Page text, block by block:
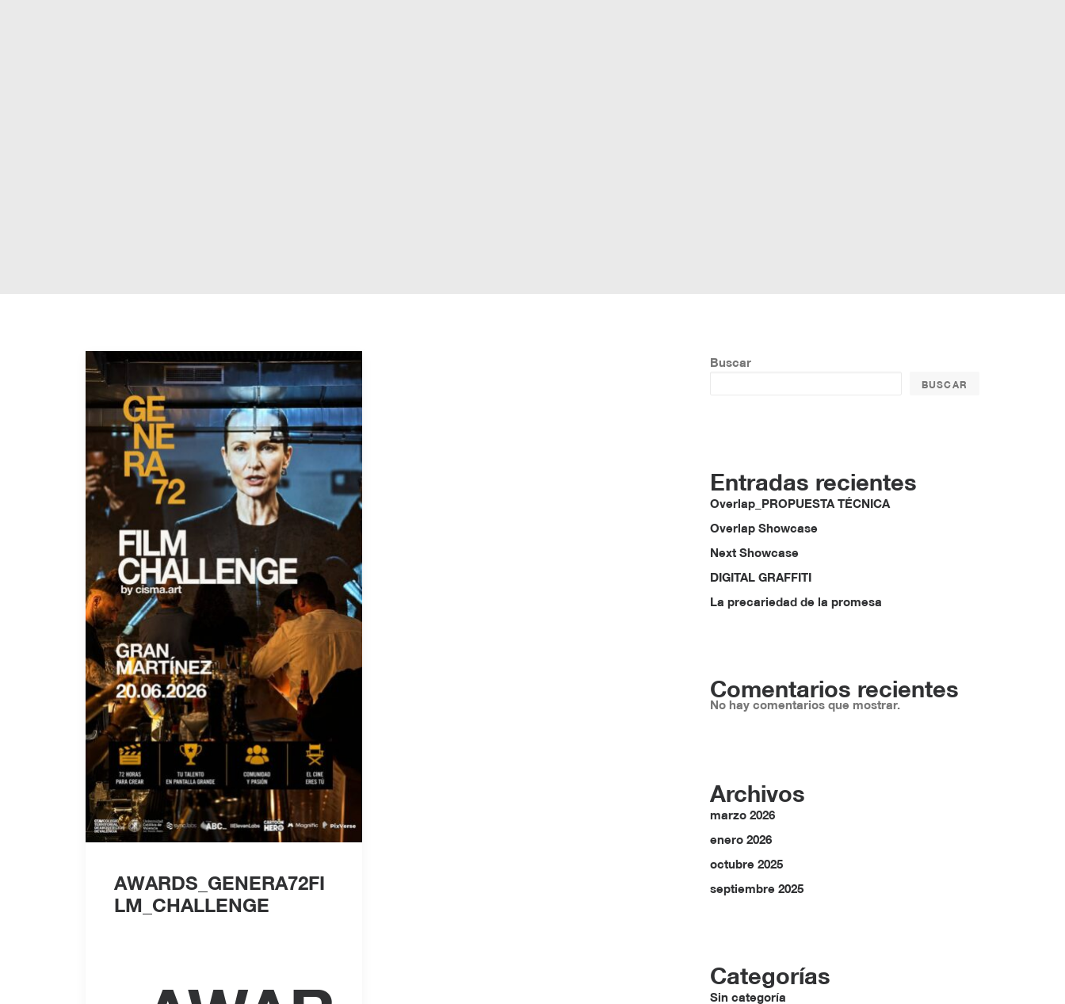
AWARDS_GENERA72FI
LM_CHALLENGE
Información
Buscar
BUSCAR
Entradas recientes
Overlap_PROPUESTA TÉCNICA
Overlap Showcase
Next Showcase
DIGITAL GRAFFITI
La precariedad de la promesa
Comentarios recientes
No hay comentarios que mostrar.
Archivos
marzo 2026
enero 2026
octubre 2025
septiembre 2025
Categorías
Sin categoría